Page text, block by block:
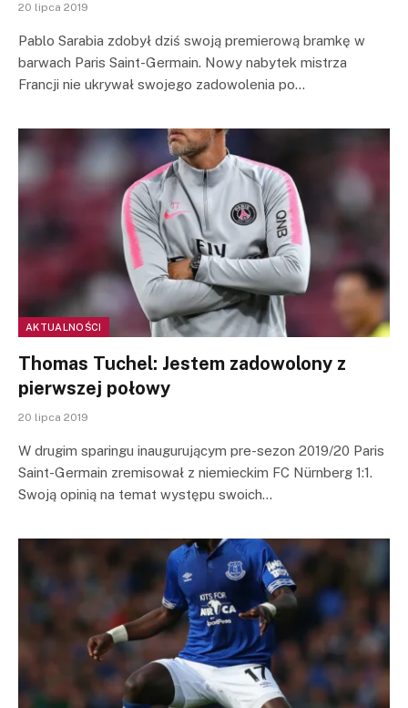
20 lipca 2019
Pablo Sarabia zdobył dziś swoją premierową bramkę w
barwach Paris Saint-Germain. Nowy nabytek mistrza
Francji nie ukrywał swojego zadowolenia po…
AKTUALNOŚCI
Thomas Tuchel: Jestem zadowolony z
pierwszej połowy
20 lipca 2019
W drugim sparingu inaugurującym pre-sezon 2019/20 Paris
Saint-Germain zremisował z niemieckim FC Nürnberg 1:1.
Swoją opinią na temat występu swoich…